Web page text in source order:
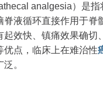
analgesia）是指
脊液循环直接作用于脊
起效快、镇痛效果确切
优点，临床上在难治性
。